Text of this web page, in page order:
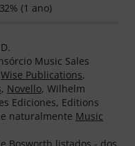
(1 ano)
Music Sales
Wise Publications,
, Novello, Wilhelm
Ediciones, Editions
naturalmente Music